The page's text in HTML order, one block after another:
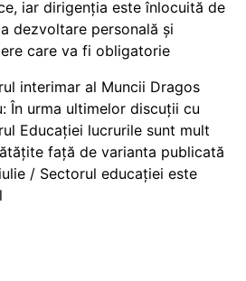
iar dirigenția este înlocuită de
dezvoltare personală și
care va fi obligatorie
interimar al Muncii Dragos
În urma ultimelor discuții cu
Educației lucrurile sunt mult
față de varianta publicată
/ Sectorul educației este